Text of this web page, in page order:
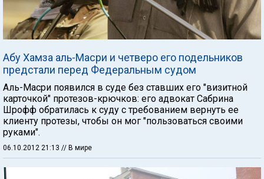
Абу Хамза аль-Масри и четверо его подельников
предстали перед Федеральным судом
Аль-Масри появился в суде без ставших его "визитной
карточкой" протезов-крючков: его адвокат Сабрина
Шрофф обратилась к суду с требованием вернуть ее
клиенту протезы, чтобы он мог "пользоваться своими
руками".
06.10.2012 21:13 // В мире